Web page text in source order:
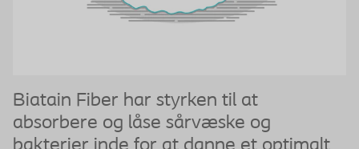
Biatain Fiber har styrken til at
absorbere og låse sårvæske og